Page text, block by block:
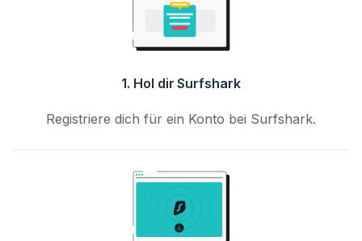
1. Hol dir Surfshark
Registriere dich für ein Konto bei Surfshark.